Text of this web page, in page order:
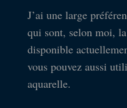
J’ai une large
qui sont, selon moi,
disponible
vous pouvez aussi
aquarelle.